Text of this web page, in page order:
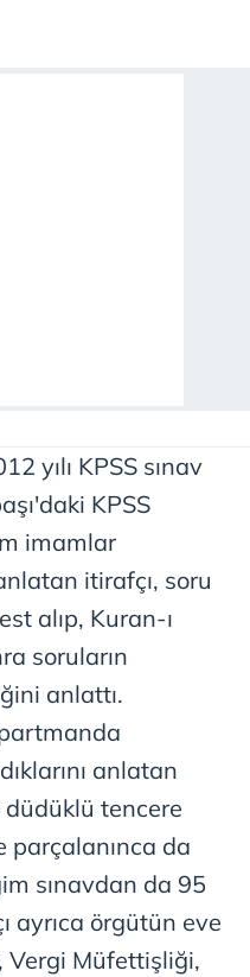
yılı KPSS sınav
KPSS
imamlar
itirafçı, soru
alıp, Kuran-ı
soruların
anlattı.
anlatan
tencere
parçalanınca da
sınavdan da 95
ayrıca örgütün eve
Vergi Müfettişliği,